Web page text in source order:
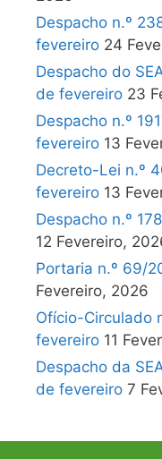
Despacho n.º
fevereiro 24
Despacho do
de fevereiro 23
Despacho n.º
fevereiro 13
Decreto-Lei n.º
fevereiro 13
Despacho n.º
12 Fevereiro,
Portaria n.º 69/
Fevereiro, 2026
Ofício-Circulado
fevereiro 11
Despacho da
de fevereiro 7